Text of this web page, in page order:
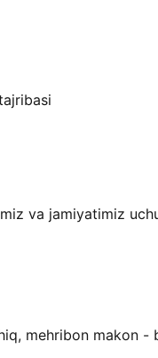
va jamiyatimiz
mehribon makon